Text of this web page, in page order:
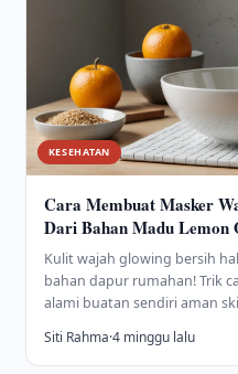
KESEHATAN
Cara Membuat Masker
Dari Bahan Madu Lemon
Kulit wajah glowing bersih
bahan dapur rumahan! Trik
alami buatan sendiri aman
Siti Rahma·4 minggu lalu